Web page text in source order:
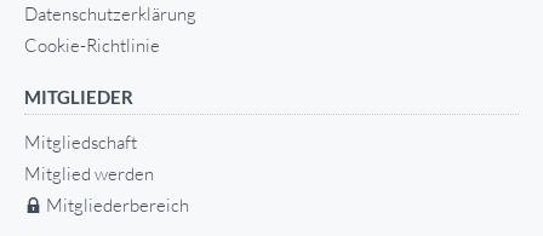
Datenschutzerklärung
Cookie-Richtlinie
MITGLIEDER
Mitgliedschaft
Mitglied werden
Mitgliederbereich